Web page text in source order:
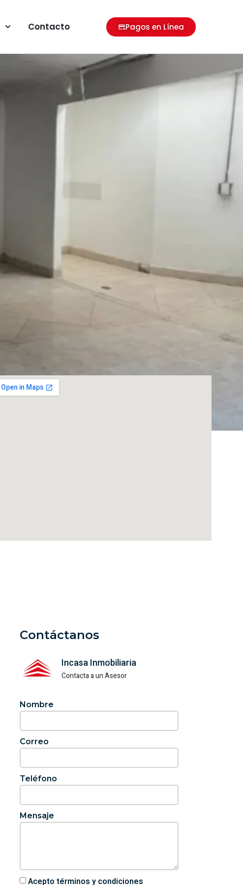
Contacto Pagos en Línea
Contáctanos
Incasa Inmobiliaria
Contacta a un Asesor
Nombre
Correo
Teléfono
Mensaje
Acepto términos y condiciones